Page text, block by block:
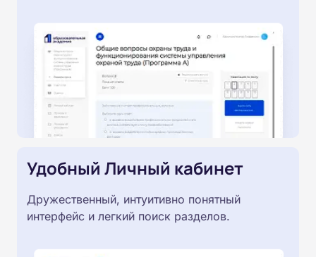
Удобный Личный кабинет
Дружественный, интуитивно понятный
интерфейс и легкий поиск разделов.